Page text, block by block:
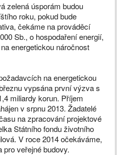
zelená úsporám budou
roku, pokud bude
čekáme na prováděcí
Sb., o hospodaření energií,
energetickou náročnost
na energetickou
vypsána první výzva s
miliardy korun. Příjem
v srpnu 2013. Žadatelé
na zpracování projektové
Státního fondu životního
V roce 2014 očekáváme,
veřejné budovy.